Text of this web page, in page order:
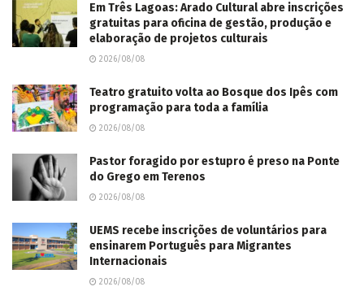
Em Três Lagoas: Arado Cultural abre inscrições
gratuitas para oficina de gestão, produção e
elaboração de projetos culturais
2026/08/08
Teatro gratuito volta ao Bosque dos Ipês com
programação para toda a família
2026/08/08
Pastor foragido por estupro é preso na Ponte
do Grego em Terenos
2026/08/08
UEMS recebe inscrições de voluntários para
ensinarem Português para Migrantes
Internacionais
2026/08/08